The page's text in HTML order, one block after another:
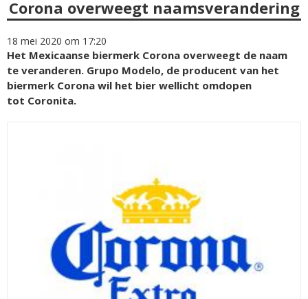
Corona overweegt naamsverandering
18 mei 2020 om 17:20
Het Mexicaanse biermerk Corona overweegt de naam
te veranderen. Grupo Modelo, de producent van het
biermerk Corona wil het bier wellicht omdopen
tot Coronita.